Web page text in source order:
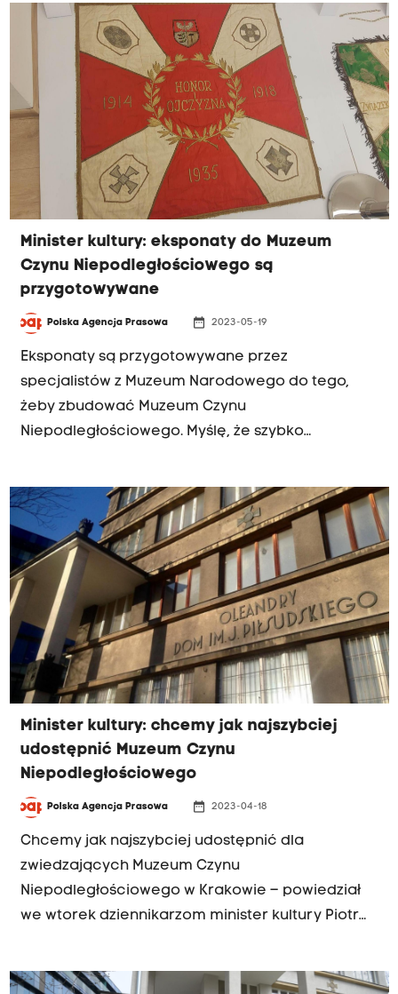
budynku i nadal zajmuje kilka pomieszczeń.
Urząd Miasta wstrzymuje się jednak działaniami
do czasu, aż sąd wskaże komornika, który
zabezpieczy rzeczy należące do Związku
znajdujące się w pomieszczeniach - tłumaczy
Monika Chylaszek z krakowskiego Magistratu.
Minister kultury: eksponaty do Muzeum
Czynu Niepodległościowego są
przygotowywane
Polska Agencja Prasowa date_range 2023-05-19
Eksponaty są przygotowywane przez
specjalistów z Muzeum Narodowego do tego,
żeby zbudować Muzeum Czynu
Niepodległościowego. Myślę, że szybko
wicepremier, minister kultury Piotr Gliński.
Minister kultury: chcemy jak najszybciej
udostępnić Muzeum Czynu
Niepodległościowego
Polska Agencja Prasowa date_range 2023-04-18
Chcemy jak najszybciej udostępnić dla
zwiedzających Muzeum Czynu
Niepodległościowego w Krakowie – powiedział
we wtorek dziennikarzom minister kultury Piotr